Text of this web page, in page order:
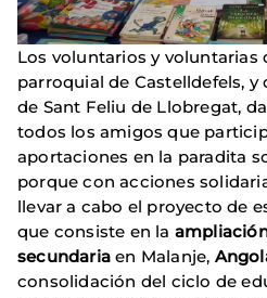
Los voluntarios y voluntarias
parroquial de Castelldefels,
de Sant Feliu de Llobregat,
todos los amigos que
aportaciones en la paradita
porque con acciones
llevar a cabo el proyecto de
que consiste en la
secundaria en Malanje,
consolidación del ciclo de